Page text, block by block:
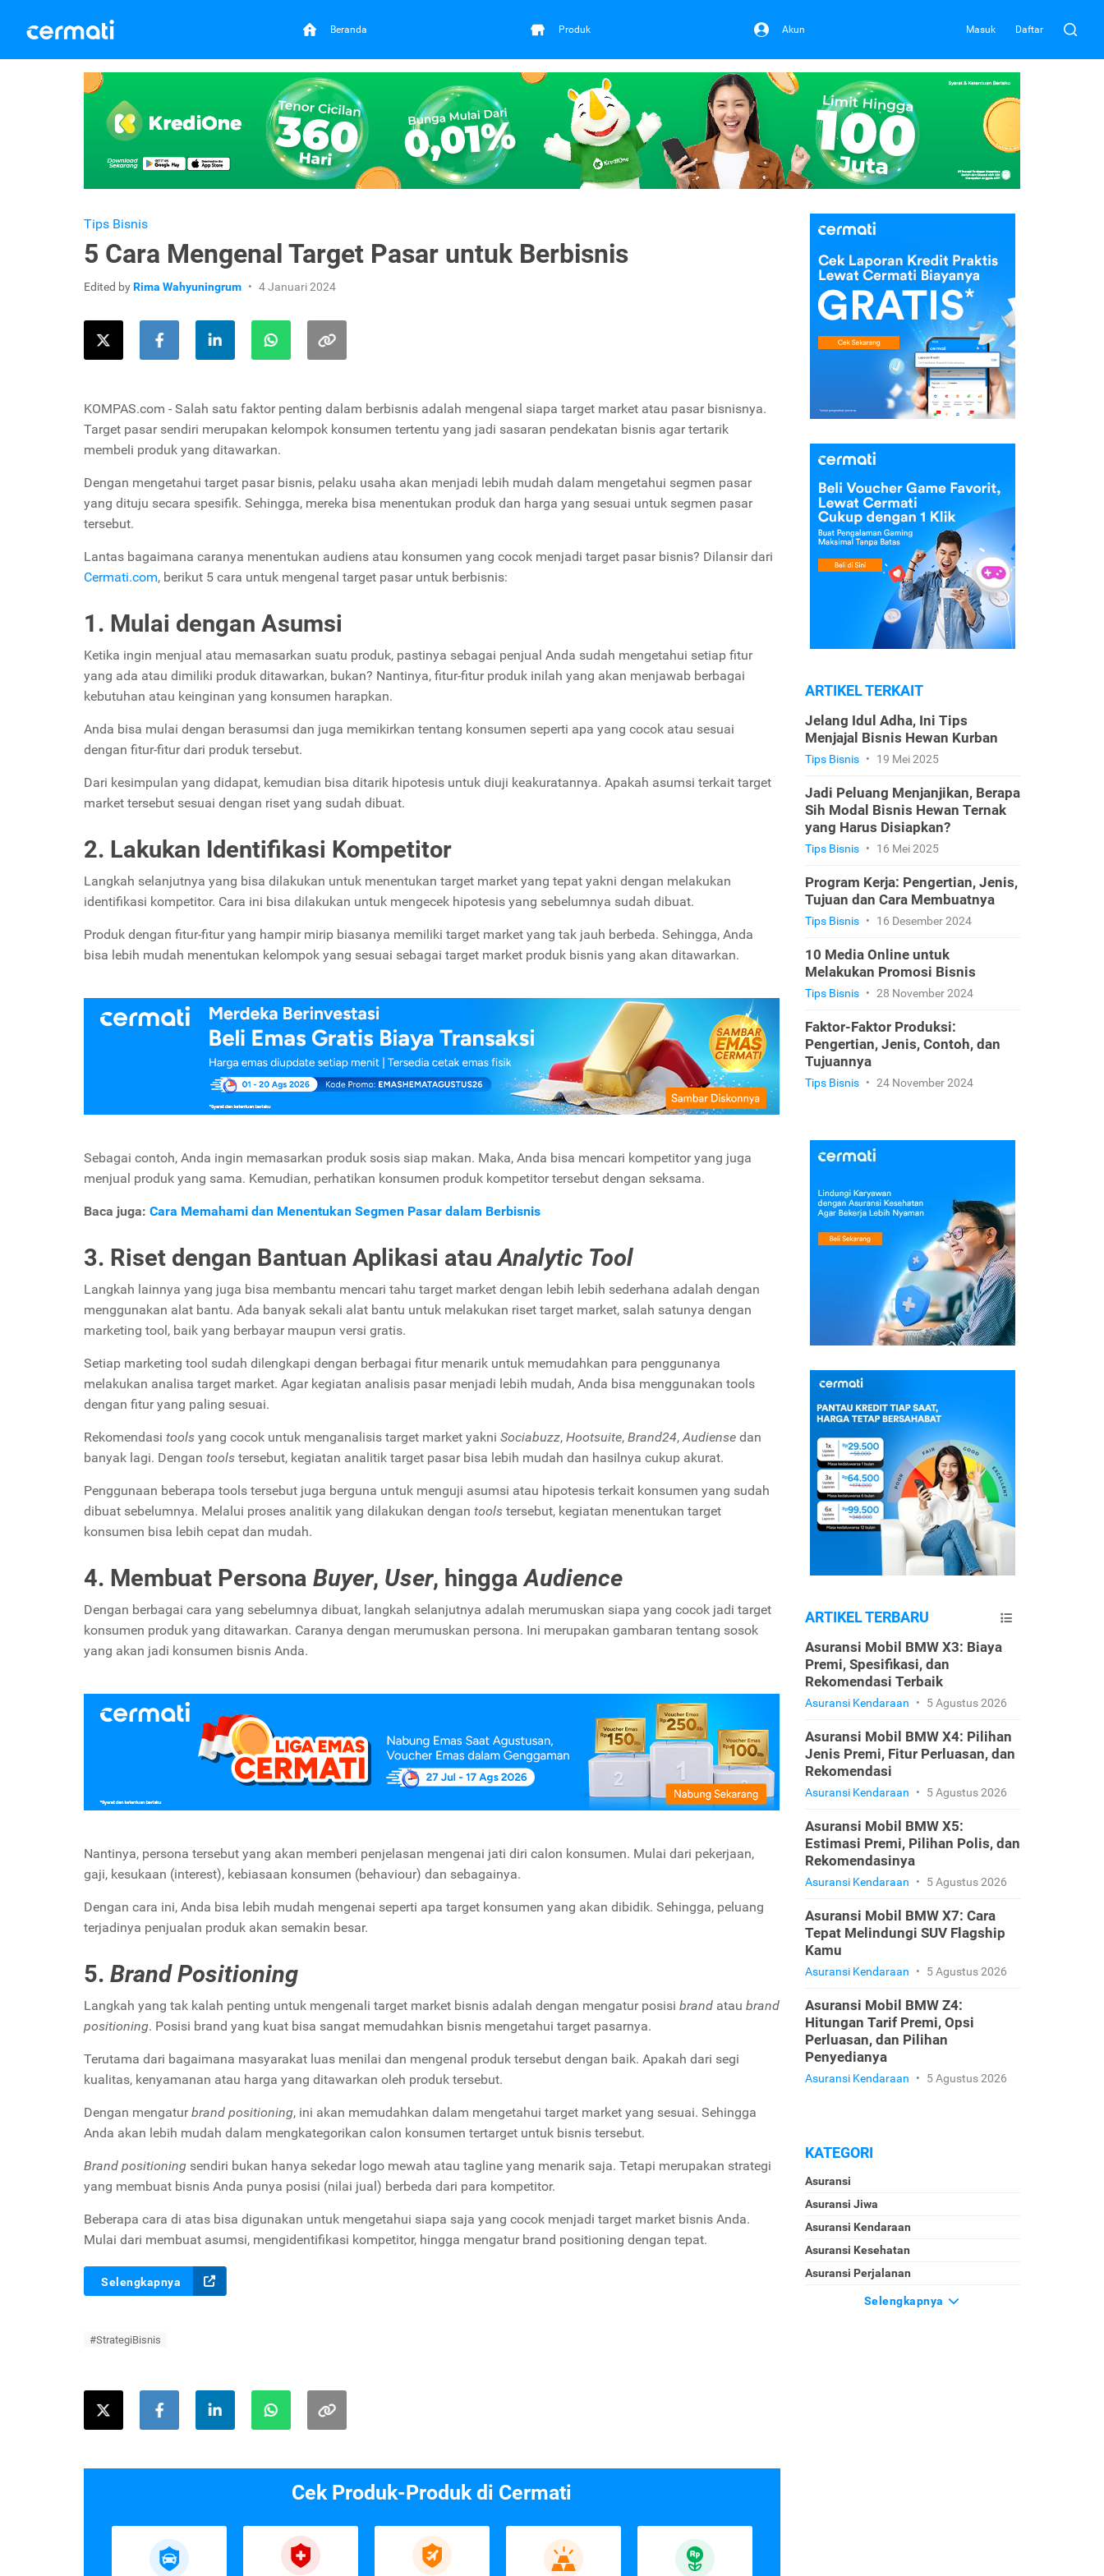
Beranda Produk Akun Masuk Daftar
Tips Bisnis
5 Cara Mengenal Target Pasar untuk Berbisnis
Edited byRima Wahyuningrum 4 Januari 2024
KOMPAS.com - Salah satu faktor penting dalam berbisnis adalah mengenal siapa target market atau pasar bisnisnya.
Target pasar sendiri merupakan kelompok konsumen tertentu yang jadi sasaran pendekatan bisnis agar tertarik
membeli produk yang ditawarkan.
Dengan mengetahui target pasar bisnis, pelaku usaha akan menjadi lebih mudah dalam mengetahui segmen pasar
yang dituju secara spesifik. Sehingga, mereka bisa menentukan produk dan harga yang sesuai untuk segmen pasar
tersebut.
Lantas bagaimana caranya menentukan audiens atau konsumen yang cocok menjadi target pasar bisnis? Dilansir dari
Cermati.com, berikut 5 cara untuk mengenal target pasar untuk berbisnis:
1. Mulai dengan Asumsi
Ketika ingin menjual atau memasarkan suatu produk, pastinya sebagai penjual Anda sudah mengetahui setiap fitur
yang ada atau dimiliki produk ditawarkan, bukan? Nantinya, fitur-fitur produk inilah yang akan menjawab berbagai
kebutuhan atau keinginan yang konsumen harapkan.
Anda bisa mulai dengan berasumsi dan juga memikirkan tentang konsumen seperti apa yang cocok atau sesuai
dengan fitur-fitur dari produk tersebut.
Dari kesimpulan yang didapat, kemudian bisa ditarik hipotesis untuk diuji keakuratannya. Apakah asumsi terkait target
market tersebut sesuai dengan riset yang sudah dibuat.
2. Lakukan Identifikasi Kompetitor
Langkah selanjutnya yang bisa dilakukan untuk menentukan target market yang tepat yakni dengan melakukan
identifikasi kompetitor. Cara ini bisa dilakukan untuk mengecek hipotesis yang sebelumnya sudah dibuat.
Produk dengan fitur-fitur yang hampir mirip biasanya memiliki target market yang tak jauh berbeda. Sehingga, Anda
bisa lebih mudah menentukan kelompok yang sesuai sebagai target market produk bisnis yang akan ditawarkan.
Sebagai contoh, Anda ingin memasarkan produk sosis siap makan. Maka, Anda bisa mencari kompetitor yang juga
menjual produk yang sama. Kemudian, perhatikan konsumen produk kompetitor tersebut dengan seksama.
Baca juga: Cara Memahami dan Menentukan Segmen Pasar dalam Berbisnis
3. Riset dengan Bantuan Aplikasi atauAnalytic Tool
Langkah lainnya yang juga bisa membantu mencari tahu target market dengan lebih lebih sederhana adalah dengan
menggunakan alat bantu. Ada banyak sekali alat bantu untuk melakukan riset target market, salah satunya dengan
marketing tool, baik yang berbayar maupun versi gratis.
Setiap marketing tool sudah dilengkapi dengan berbagai fitur menarik untuk memudahkan para penggunanya
melakukan analisa target market. Agar kegiatan analisis pasar menjadi lebih mudah, Anda bisa menggunakan tools
dengan fitur yang paling sesuai.
Rekomendasi tools yang cocok untuk menganalisis target market yakni Sociabuzz, Hootsuite, Brand24,Audiense dan
banyak lagi. Dengan tools tersebut, kegiatan analitik target pasar bisa lebih mudah dan hasilnya cukup akurat.
Penggunaan beberapa tools tersebut juga berguna untuk menguji asumsi atau hipotesis terkait konsumen yang sudah
dibuat sebelumnya. Melalui proses analitik yang dilakukan dengan tools tersebut, kegiatan menentukan target
konsumen bisa lebih cepat dan mudah.
4. Membuat Persona Buyer, User, hinggaAudience
Dengan berbagai cara yang sebelumnya dibuat, langkah selanjutnya adalah merumuskan siapa yang cocok jadi target
konsumen produk yang ditawarkan. Caranya dengan merumuskan persona. Ini merupakan gambaran tentang sosok
yang akan jadi konsumen bisnis Anda.
Nantinya, persona tersebut yang akan memberi penjelasan mengenai jati diri calon konsumen. Mulai dari pekerjaan,
gaji, kesukaan (interest), kebiasaan konsumen (behaviour) dan sebagainya.
Dengan cara ini, Anda bisa lebih mudah mengenai seperti apa target konsumen yang akan dibidik. Sehingga, peluang
terjadinya penjualan produk akan semakin besar.
5. Brand Positioning
Langkah yang tak kalah penting untuk mengenali target market bisnis adalah dengan mengatur posisi brand atau brand
positioning. Posisi brand yang kuat bisa sangat memudahkan bisnis mengetahui target pasarnya.
Terutama dari bagaimana masyarakat luas menilai dan mengenal produk tersebut dengan baik. Apakah dari segi
kualitas, kenyamanan atau harga yang ditawarkan oleh produk tersebut.
Dengan mengaturbrand positioning, ini akan memudahkan dalam mengetahui target market yang sesuai. Sehingga
Anda akan lebih mudah dalam mengkategorikan calon konsumen tertarget untuk bisnis tersebut.
Brand positioning sendiri bukan hanya sekedar logo mewah atau tagline yang menarik saja. Tetapi merupakan strategi
yang membuat bisnis Anda punya posisi (nilai jual) berbeda dari para kompetitor.
Beberapa cara di atas bisa digunakan untuk mengetahui siapa saja yang cocok menjadi target market bisnis Anda.
Mulai dari membuat asumsi, mengidentifikasi kompetitor, hingga mengatur brand positioning dengan tepat.
Selengkapnya
#StrategiBisnis
Cek Produk-Produk di Cermati
ARTIKEL TERKAIT
Jelang Idul Adha, Ini Tips
Menjajal Bisnis Hewan Kurban
Tips Bisnis • 19 Mei 2025
Jadi Peluang Menjanjikan, Berapa
Sih Modal Bisnis Hewan Ternak
yang Harus Disiapkan?
Tips Bisnis • 16 Mei 2025
Program Kerja: Pengertian, Jenis,
Tujuan dan Cara Membuatnya
Tips Bisnis • 16 Desember 2024
10 Media Online untuk
Melakukan Promosi Bisnis
Tips Bisnis • 28 November 2024
Faktor-Faktor Produksi:
Pengertian, Jenis, Contoh, dan
Tujuannya
Tips Bisnis • 24 November 2024
ARTIKEL TERBARU
Asuransi Mobil BMW X3: Biaya
Premi, Spesifikasi, dan
Rekomendasi Terbaik
Asuransi Kendaraan • 5 Agustus 2026
Asuransi Mobil BMW X4: Pilihan
Jenis Premi, Fitur Perluasan, dan
Rekomendasi
Asuransi Kendaraan • 5 Agustus 2026
Asuransi Mobil BMW X5:
Estimasi Premi, Pilihan Polis, dan
Rekomendasinya
Asuransi Kendaraan • 5 Agustus 2026
Asuransi Mobil BMW X7: Cara
Tepat Melindungi SUV Flagship
Kamu
Asuransi Kendaraan • 5 Agustus 2026
Asuransi Mobil BMW Z4:
Hitungan Tarif Premi, Opsi
Perluasan, dan Pilihan
Penyedianya
Asuransi Kendaraan • 5 Agustus 2026
KATEGORI
Asuransi
Asuransi Jiwa
Asuransi Kendaraan
Asuransi Kesehatan
Asuransi Perjalanan
Selengkapnya